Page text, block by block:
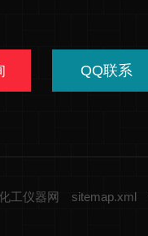
QQ联系
工仪器网 sitemap.xml